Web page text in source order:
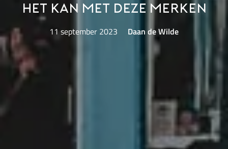
Het kan met deze merken
11 september 2023 Daan de Wilde